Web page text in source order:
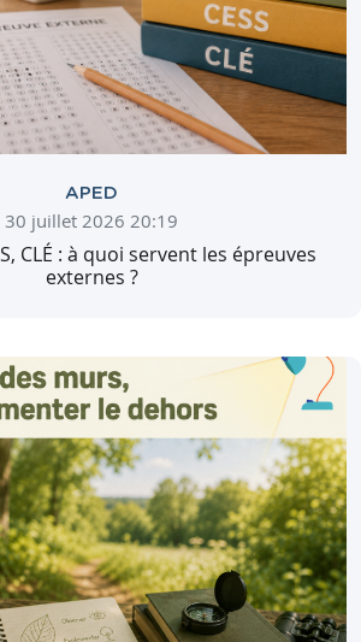
APED
30 juillet 2026 20:19
CLÉ : à quoi servent les épreuves
externes ?